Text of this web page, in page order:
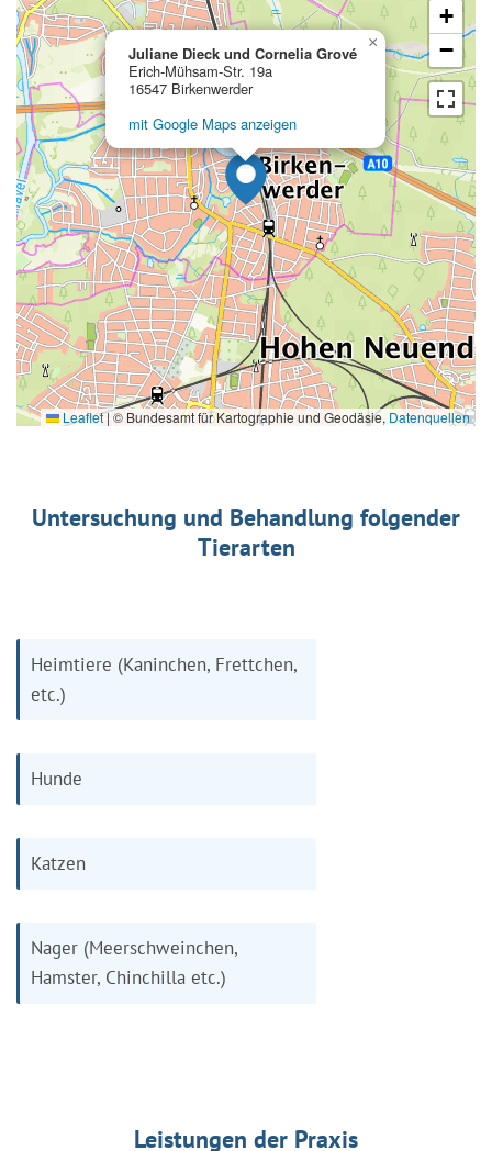
Juliane Dieck und Cornelia Grové
Erich-Mühsam-Str. 19a
16547 Birkenwerder
mit Google Maps anzeigen
×
+
−
Leaflet|© Bundesamt für Kartographie und Geodäsie, Datenquellen
Untersuchung und Behandlung folgender
Tierarten
Heimtiere (Kaninchen, Frettchen,
etc.)
Hunde
Katzen
Nager (Meerschweinchen,
Hamster, Chinchilla etc.)
Leistungen der Praxis